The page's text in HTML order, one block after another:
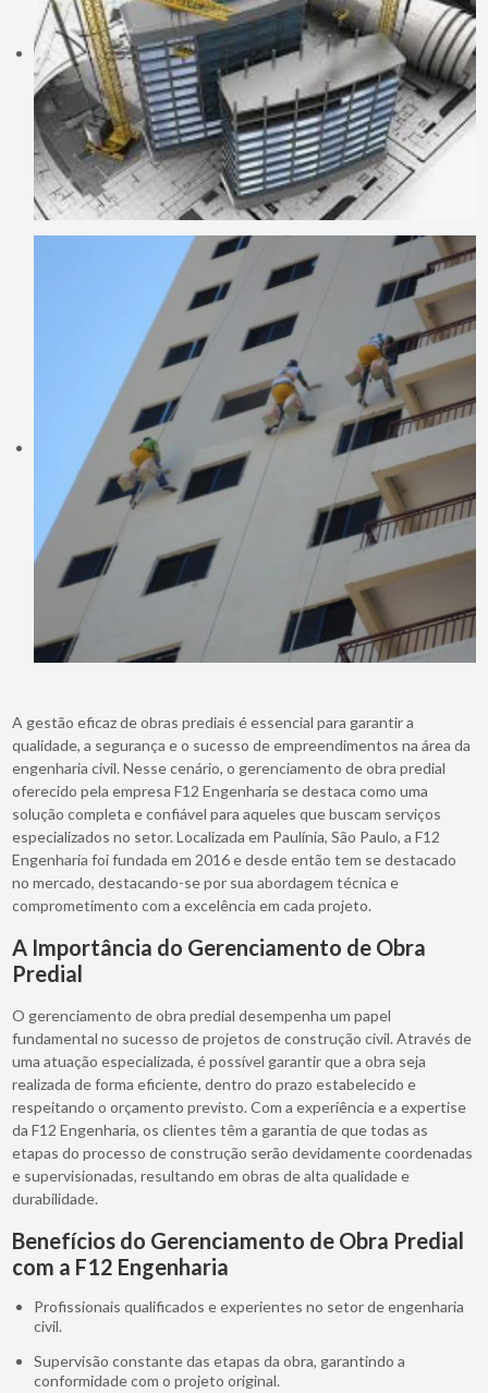
A gestão eficaz de obras prediais é essencial para garantir a
qualidade, a segurança e o sucesso de empreendimentos na área da
engenharia civil. Nesse cenário, o gerenciamento de obra predial
oferecido pela empresa F12 Engenharia se destaca como uma
solução completa e confiável para aqueles que buscam serviços
especializados no setor. Localizada em Paulínia, São Paulo, a F12
Engenharia foi fundada em 2016 e desde então tem se destacado
no mercado, destacando-se por sua abordagem técnica e
comprometimento com a excelência em cada projeto.
A Importância do Gerenciamento de Obra
Predial
O gerenciamento de obra predial desempenha um papel
fundamental no sucesso de projetos de construção civil. Através de
uma atuação especializada, é possível garantir que a obra seja
realizada de forma eficiente, dentro do prazo estabelecido e
respeitando o orçamento previsto. Com a experiência e a expertise
da F12 Engenharia, os clientes têm a garantia de que todas as
etapas do processo de construção serão devidamente coordenadas
e supervisionadas, resultando em obras de alta qualidade e
durabilidade.
Benefícios do Gerenciamento de Obra Predial
com a F12 Engenharia
Profissionais qualificados e experientes no setor de engenharia
civil.
Supervisão constante das etapas da obra, garantindo a
conformidade com o projeto original.